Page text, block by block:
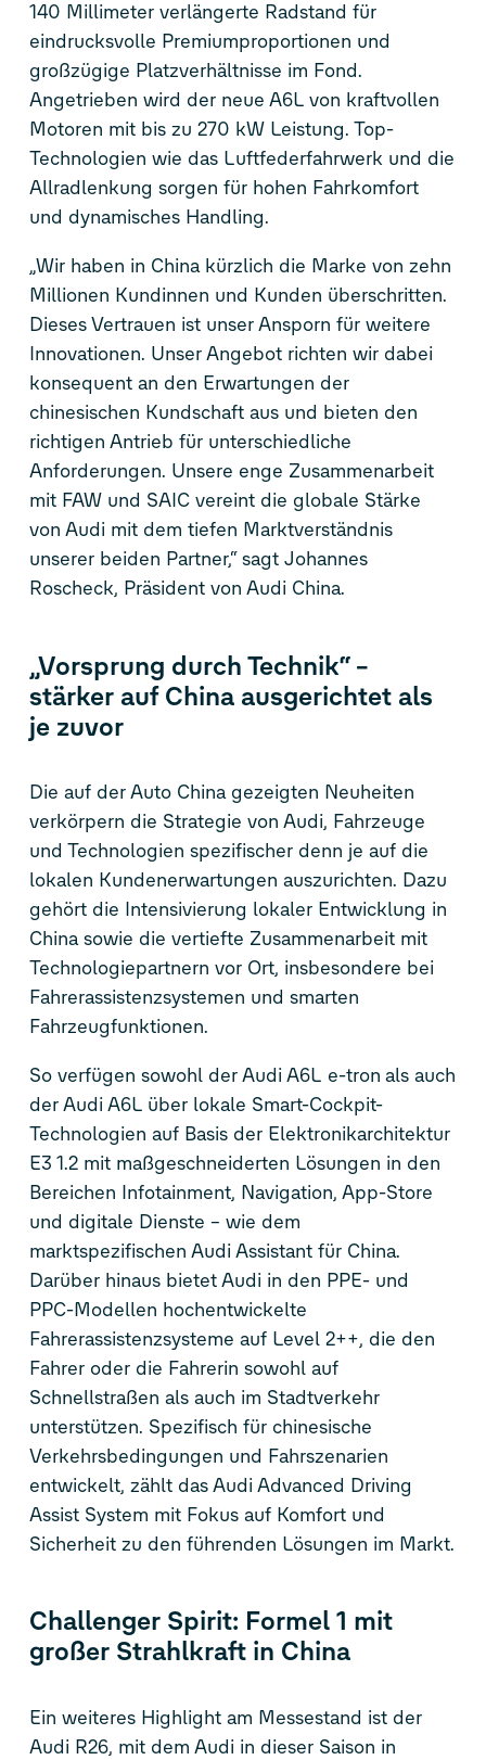
140 Millimeter verlängerte Radstand für
eindrucksvolle Premiumproportionen und
großzügige Platzverhältnisse im Fond.
Angetrieben wird der neue A6L von kraftvollen
Motoren mit bis zu 270 kW Leistung. Top-
Technologien wie das Luftfederfahrwerk und die
Allradlenkung sorgen für hohen Fahrkomfort
und dynamisches Handling.
„Wir haben in China kürzlich die Marke von zehn
Millionen Kundinnen und Kunden überschritten.
Dieses Vertrauen ist unser Ansporn für weitere
Innovationen. Unser Angebot richten wir dabei
konsequent an den Erwartungen der
chinesischen Kundschaft aus und bieten den
richtigen Antrieb für unterschiedliche
Anforderungen. Unsere enge Zusammenarbeit
mit FAW und SAIC vereint die globale Stärke
von Audi mit dem tiefen Marktverständnis
unserer beiden Partner,“ sagt Johannes
Roscheck, Präsident von Audi China.
„Vorsprung durch Technik“ –
stärker auf China ausgerichtet als
je zuvor
Die auf der Auto China gezeigten Neuheiten
verkörpern die Strategie von Audi, Fahrzeuge
und Technologien spezifischer denn je auf die
lokalen Kundenerwartungen auszurichten. Dazu
gehört die Intensivierung lokaler Entwicklung in
China sowie die vertiefte Zusammenarbeit mit
Technologiepartnern vor Ort, insbesondere bei
Fahrerassistenzsystemen und smarten
Fahrzeugfunktionen.
So verfügen sowohl der Audi A6L e-tron als auch
der Audi A6L über lokale Smart-Cockpit-
Technologien auf Basis der Elektronikarchitektur
E3 1.2 mit maßgeschneiderten Lösungen in den
Bereichen Infotainment, Navigation, App-Store
und digitale Dienste – wie dem
marktspezifischen Audi Assistant für China.
Darüber hinaus bietet Audi in den PPE- und
PPC-Modellen hochentwickelte
Fahrerassistenzsysteme auf Level 2++, die den
Fahrer oder die Fahrerin sowohl auf
Schnellstraßen als auch im Stadtverkehr
unterstützen. Spezifisch für chinesische
Verkehrsbedingungen und Fahrszenarien
entwickelt, zählt das Audi Advanced Driving
Assist System mit Fokus auf Komfort und
Sicherheit zu den führenden Lösungen im Markt.
Challenger Spirit: Formel 1 mit
großer Strahlkraft in China
Ein weiteres Highlight am Messestand ist der
Audi R26, mit dem Audi in dieser Saison in